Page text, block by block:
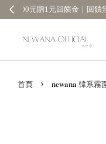
首頁 › 𝐧𝐞𝐰𝐚𝐧𝐚 韓系霧